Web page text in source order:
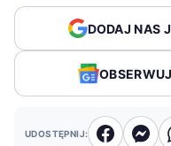
DODAJ NAS
UDOSTĘPNIJ: